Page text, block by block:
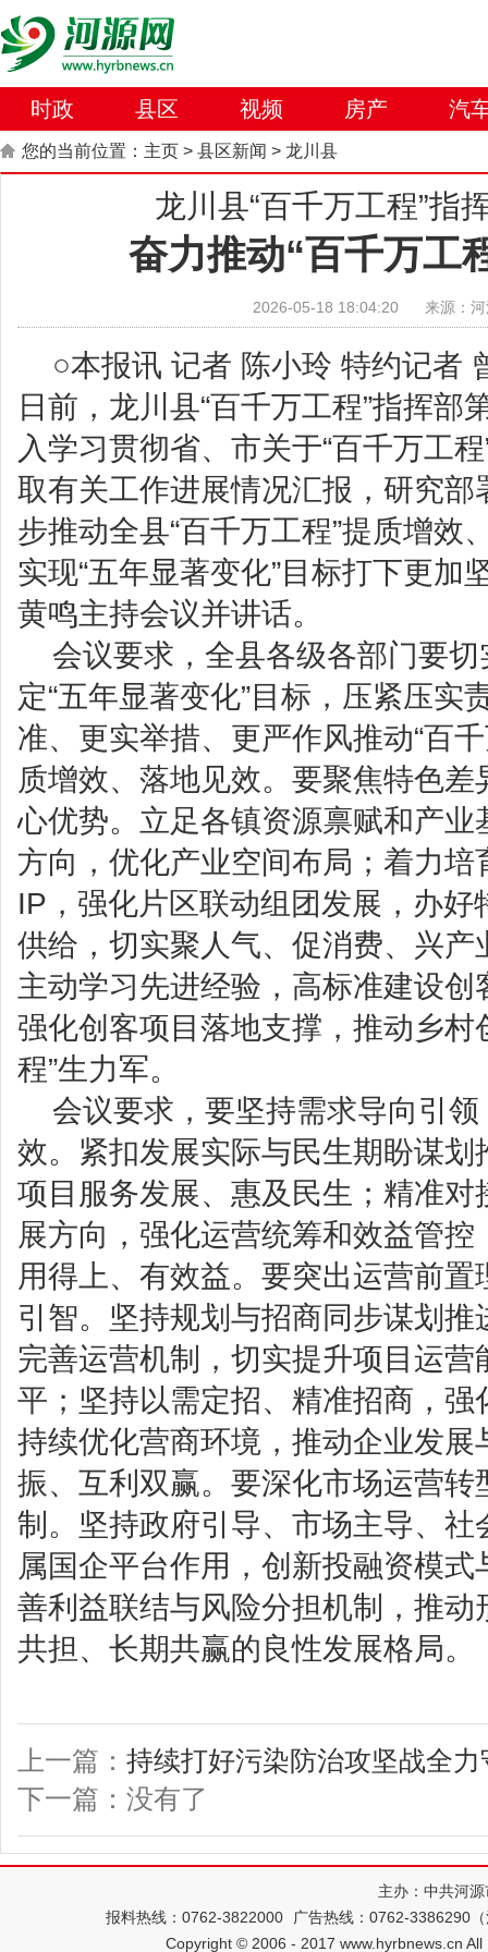
时政 县区 视频 房产 汽
您的当前位置： 主页 > 县区新闻 > 龙川县
龙川县“百千万工程”指
奋力推动“百千万工
2026-05-18 18:04:20 来源：
○本报讯 记者 陈小玲 特约记者
日前，龙川县“百千万工程”指挥部
入学习贯彻省、市关于“百千万工
取有关工作进展情况汇报，研究部
步推动全县“百千万工程”提质增效
实现“五年显著变化”目标打下更加
黄鸣主持会议并讲话。
会议要求，全县各级各部门要
定“五年显著变化”目标，压紧压实
准、更实举措、更严作风推动“百
质增效、落地见效。要聚焦特色
心优势。立足各镇资源禀赋和产业
方向，优化产业空间布局；着力培
IP，强化片区联动组团发展，办好
供给，切实聚人气、促消费、兴产
主动学习先进经验，高标准建设
强化创客项目落地支撑，推动乡村
程”生力军。
会议要求，要坚持需求导向引
效。紧扣发展实际与民生期盼谋划
项目服务发展、惠及民生；精准对
展方向，强化运营统筹和效益管
用得上、有效益。要突出运营前
引智。坚持规划与招商同步谋划
完善运营机制，切实提升项目运
平；坚持以需定招、精准招商，强
持续优化营商环境，推动企业发展
振、互利双赢。要深化市场运营转
制。坚持政府引导、市场主导、社
属国企平台作用，创新投融资模
善利益联结与风险分担机制，推动
共担、长期共赢的良性发展格局。
上一篇： 持续打好污染防治攻坚战全
下一篇：没有了